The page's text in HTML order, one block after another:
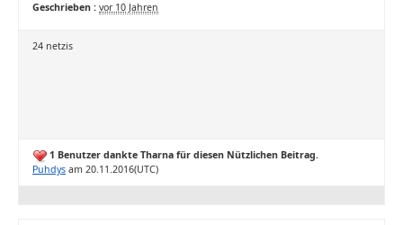
Geschrieben : vor 10 Jahren
24 netzis
1 Benutzer dankte Tharna für diesen Nützlichen Beitrag.
Puhdys am 20.11.2016(UTC)